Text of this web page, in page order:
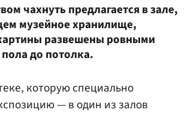
чахнуть предлагается в зале,
музейное хранилище,
развешены ровными
до потолка.
которую специально
— в один из залов